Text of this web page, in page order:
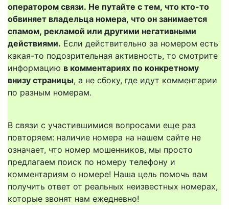
оператором связи. Не путайте с тем, что кто-то
обвиняет владельца номера, что он занимается
спамом, рекламой или другими негативными
действиями. Если действительно за номером есть
какая-то подозрительная активность, то смотрите
информацию в комментариях по конкретному
внизу страницы, а не сбоку, где идут комментарии
по разным номерам.
В связи с участившимися вопросами еще раз
повторяем: наличие номера на нашем сайте не
означает, что номер мошенников, мы просто
предлагаем поиск по номеру телефону и
комментариям о номере! Наша цель помочь вам
получить ответ от реальных неизвестных номерах,
которые звонят нам ежедневно!